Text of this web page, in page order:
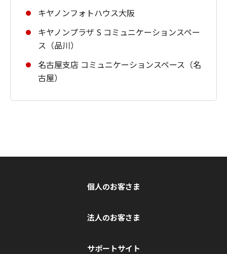
キヤノンフォトハウス大阪
キヤノンプラザ S コミュニケーションスペー
ス（品川）
名古屋支店 コミュニケーションスペース（名
古屋）
個人のお客さま
法人のお客さま
サポートサイト